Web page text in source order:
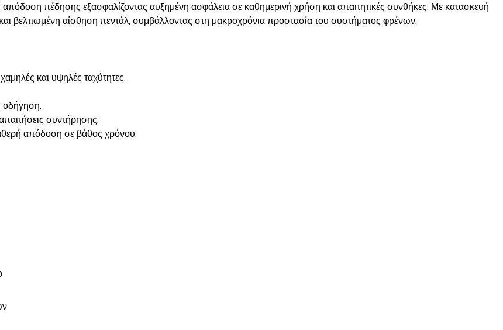
πέδησης εξασφαλίζοντας αυξημένη ασφάλεια σε καθημερινή χρήση και απαιτητικές συνθήκες. Με κατασκευή
βελτιωμένη αίσθηση πεντάλ, συμβάλλοντας στη μακροχρόνια προστασία του συστήματος φρένων.
και υψηλές ταχύτητες.
οδήγηση.
συντήρησης.
απόδοση σε βάθος χρόνου.